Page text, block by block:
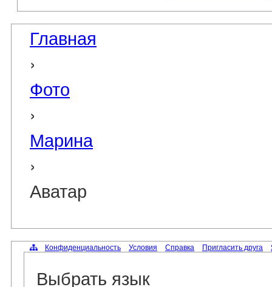
Главная
›
Фото
›
Марина
›
Аватар
Конфиденциальность Условия Справка Пригласить друга
Выбрать язык